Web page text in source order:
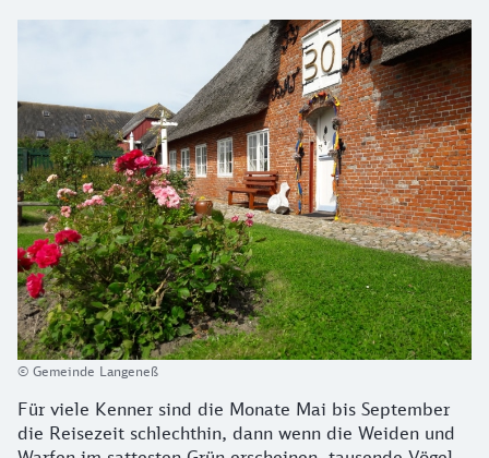
© Gemeinde Langeneß
Für viele Kenner sind die Monate Mai bis September
die Reisezeit schlechthin, dann wenn die Weiden und